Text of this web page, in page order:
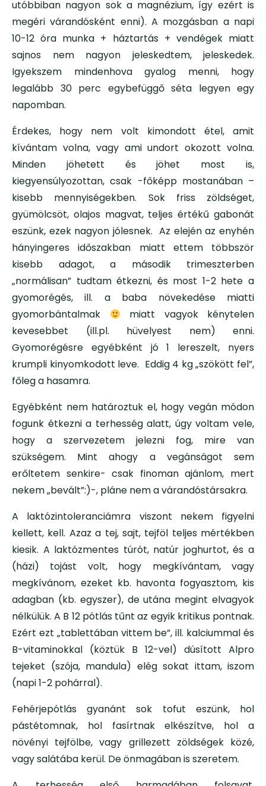
utóbbiban nagyon sok a magnézium, így ezért is
megéri várandósként enni). A mozgásban a napi
10-12 óra munka + háztartás + vendégek miatt
sajnos nem nagyon jeleskedtem, jeleskedek.
Igyekszem mindenhova gyalog menni, hogy
legalább 30 perc egybefüggő séta legyen egy
napomban.
Érdekes, hogy nem volt kimondott étel, amit
kívántam volna, vagy ami undort okozott volna.
Minden jöhetett és jöhet most is,
kiegyensúlyozottan, csak -főképp mostanában –
kisebb mennyiségekben. Sok friss zöldséget,
gyümölcsöt, olajos magvat, teljes értékű gabonát
eszünk, ezek nagyon jólesnek. Az elején az enyhén
hányingeres időszakban miatt ettem többször
kisebb adagot, a második trimeszterben
„normálisan” tudtam étkezni, és most 1-2 hete a
gyomorégés, ill. a baba növekedése miatti
gyomorbántalmak
miatt vagyok kénytelen
kevesebbet (ill.pl. hüvelyest nem) enni.
Gyomorégésre egyébként jó 1 lereszelt, nyers
krumpli kinyomkodott leve. Eddig 4 kg „szökött fel”,
főleg a hasamra.
Egyébként nem határoztuk el, hogy vegán módon
fogunk étkezni a terhesség alatt, úgy voltam vele,
hogy a szervezetem jelezni fog, mire van
szükségem. Mint ahogy a vegánságot sem
erőltetem senkire- csak finoman ajánlom, mert
nekem „bevált”:)-, pláne nem a várandóstársakra.
A laktózintoleranciámra viszont nekem figyelni
kellett, kell. Azaz a tej, sajt, tejföl teljes mértékben
kiesik. A laktózmentes túrót, natúr joghurtot, és a
(házi) tojást volt, hogy megkívántam, vagy
megkívánom, ezeket kb. havonta fogyasztom, kis
adagban (kb. egyszer), de utána megint elvagyok
nélkülük. A B 12 pótlás tűnt az egyik kritikus pontnak.
Ezért ezt „tablettában vittem be”, ill. kalciummal és
B-vitaminokkal (köztük B 12-vel) dúsított Alpro
tejeket (szója, mandula) elég sokat ittam, iszom
(napi 1-2 pohárral).
Fehérjepótlás gyanánt sok tofut eszünk, hol
pástétomnak, hol fasírtnak elkészítve, hol a
növényi tejfölbe, vagy grillezett zöldségek közé,
vagy salátába kerül. De önmagában is szeretem.